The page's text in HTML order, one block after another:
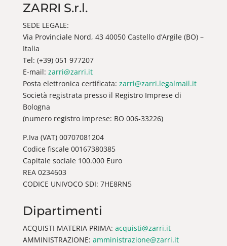
ZARRI S.r.l.
SEDE LEGALE:
Via Provinciale Nord, 43 40050 Castello d’Argile (BO) –
Italia
Tel: (+39) 051 977207
E-mail: zarri@zarri.it
Posta elettronica certificata: zarri@zarri.legalmail.it
Società registrata presso il Registro Imprese di
Bologna
(numero registro imprese: BO 006-33226)
P.Iva (VAT) 00707081204
Codice fiscale 00167380385
Capitale sociale 100.000 Euro
REA 0234603
CODICE UNIVOCO SDI: 7HE8RN5
Dipartimenti
ACQUISTI MATERIA PRIMA: acquisti@zarri.it
AMMINISTRAZIONE: amministrazione@zarri.it